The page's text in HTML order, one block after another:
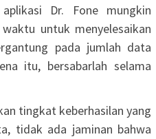
Dr. Fone mungkin
untuk menyelesaikan
pada jumlah data
itu, bersabarlah selama
tingkat keberhasilan yang
tidak ada jaminan bahwa